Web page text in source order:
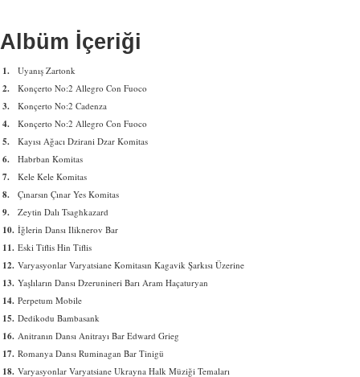
Albüm İçeriği
1. Uyanış Zartonk
2. Konçerto No:2 Allegro Con Fuoco
3. Konçerto No:2 Cadenza
4. Konçerto No:2 Allegro Con Fuoco
5. Kayısı Ağacı Dzirani Dzar Komitas
6. Habrban Komitas
7. Kele Kele Komitas
8. Çınarsın Çınar Yes Komitas
9. Zeytin Dalı Tsaghkazard
10. İğlerin Dansı Iliknerov Bar
11. Eski Tiflis Hin Tiflis
12. Varyasyonlar Varyatsiane Komitasın Kagavik Şarkısı Üzerine
13. Yaşlıların Dansı Dzerunineri Barı Aram Haçaturyan
14. Perpetum Mobile
15. Dedikodu Bambasank
16. Anitranın Dansı Anitrayı Bar Edward Grieg
17. Romanya Dansı Ruminagan Bar Tinigü
18. Varyasyonlar Varyatsiane Ukrayna Halk Müziği Temaları